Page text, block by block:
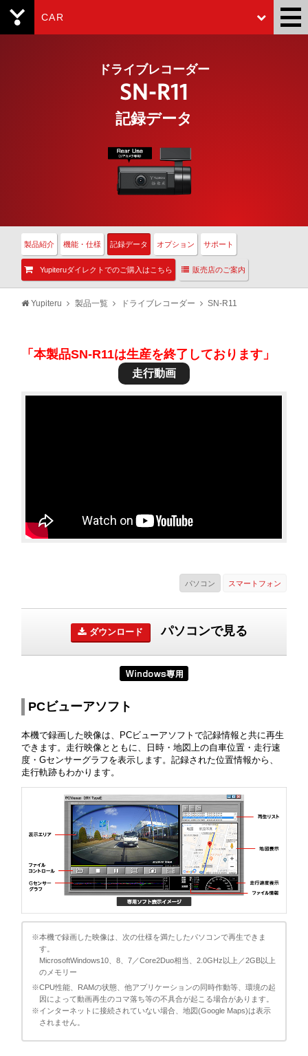
CAR
ドライブレコーダー
SN-R11
記録データ
製品紹介 機能・仕様 記録データ オプション サポート
Yupiteruダイレクトでのご購入はこちら 販売店のご案内
Yupiteru 製品一覧 ドライブレコーダー SN-R11
「本製品SN-R11は生産を終了しております」
走行動画
パソコン スマートフォン
ダウンロード パソコンで見る
PCビューアソフト
本機で録画した映像は、PCビューアソフトで記録情報と共に再生
できます。走行映像とともに、日時・地図上の自車位置・走行速
度・Gセンサーグラフを表示します。記録された位置情報から、
走行軌跡もわかります。
※本機で録画した映像は、次の仕様を満たしたパソコンで再生できま
す。
MicrosoftWindows10、8、7／Core2Duo相当、2.0GHz以上／2GB以上
のメモリー
※CPU性能、RAMの状態、他アプリケーションの同時作動等、環境の起
因によって動画再生のコマ落ち等の不具合が起こる場合があります。
※インターネットに接続されていない場合、地図(Google Maps)は表示
されません。